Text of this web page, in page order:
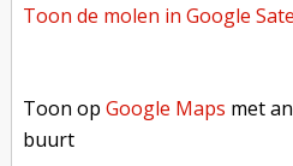
Toon de molen inGoogle
Toon opGoogle Maps met
buurt